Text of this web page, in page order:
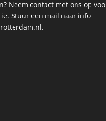
Neem contact met ons op
Stuur een mail naar info